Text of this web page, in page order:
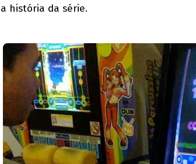
a história da série.